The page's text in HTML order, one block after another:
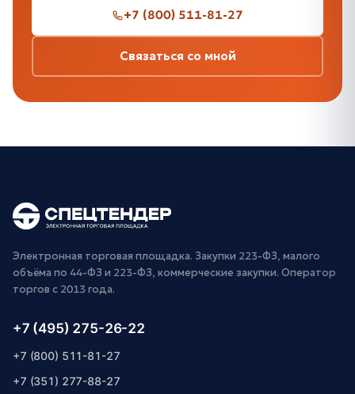
+7 (800) 511-81-27
Связаться со мной
Электронная торговая площадка. Закупки 223-ФЗ, малого
объёма по 44-ФЗ и 223-ФЗ, коммерческие закупки. Оператор
торгов с 2013 года.
+7 (495) 275-26-22
+7 (800) 511-81-27
+7 (351) 277-88-27